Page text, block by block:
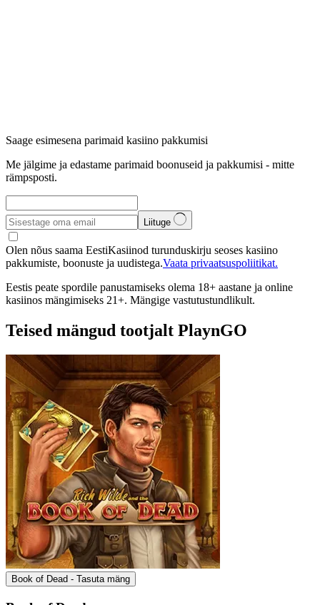
Saage esimesena parimaid kasiino pakkumisi
Me jälgime ja edastame parimaid boonuseid ja pakkumisi - mitte
rämpsposti.
Liituge
Olen nõus saama EestiKasiinod turunduskirju seoses kasiino
pakkumiste, boonuste ja uudistega.Vaata privaatsuspoliitikat.
Eestis peate spordile panustamiseks olema 18+ aastane ja online
kasiinos mängimiseks 21+. Mängige vastutustundlikult.
Teised mängud tootjalt PlaynGO
Book of Dead - Tasuta mäng